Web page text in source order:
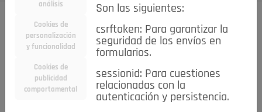
Todas las noticias..
#TePrestoMisOjos Caridad
Ciencia&Tecnología
Economía
Entretenimiento
Estilo de Vida
Internacional
Madrid Opinión IN
Pozuelo de Alarcón
Salud 🔴 En Directo
análisis
Cookies de
personalización
y funcionalidad
Cookies de
publicidad
comportamental
Son las siguientes:
csrftoken: Para garantizar la
seguridad de los envíos en
formularios.
sessionid: Para cuestiones
relacionadas con la
autenticación y persistencia.